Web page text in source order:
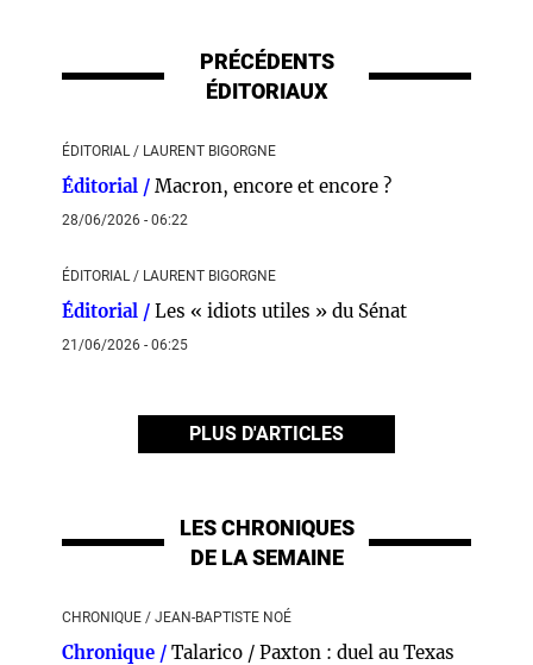
PRÉCÉDENTS
ÉDITORIAUX
ÉDITORIAL / LAURENT BIGORGNE
Éditorial / Macron, encore et encore ?
28/06/2026 - 06:22
ÉDITORIAL / LAURENT BIGORGNE
Éditorial / Les « idiots utiles » du Sénat
21/06/2026 - 06:25
PLUS D'ARTICLES
LES CHRONIQUES
DE LA SEMAINE
CHRONIQUE / JEAN-BAPTISTE NOÉ
Chronique / Talarico / Paxton : duel au Texas